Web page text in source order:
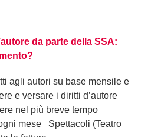
da parte della SSA:
agli autori su base mensile e
e versare i diritti d’autore
nel più breve tempo
mese Spettacoli (Teatro